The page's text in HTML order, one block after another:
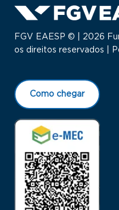
FGV EAESP © | 2026
os direitos reservados |
Como chegar